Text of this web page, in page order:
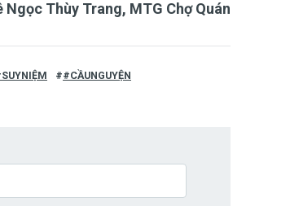
Thùy Trang, MTG Chợ Quán
#CẦUNGUYỆN